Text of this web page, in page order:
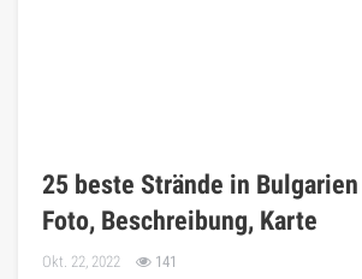
25 beste Strände in
Foto, Beschreibung, Karte
Okt. 22, 2022 141